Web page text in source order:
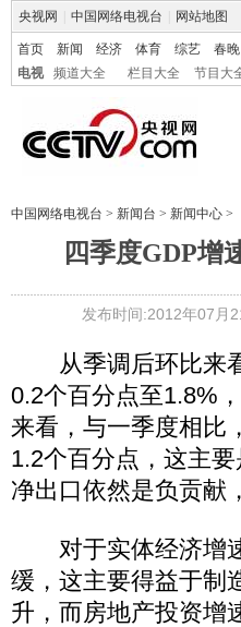
央视网 中国网络电视台 网站地图
首页 新闻 经济 体育 综艺 春晚
电视
频道大全 栏目大全 节目大
中国网络电视台 > 新闻台 > 新闻中心 >
四季度GDP增
发布时间:2012年07月
从季调后环比来看
0.2个百分点至1.8%
来看，与一季度相比
1.2个百分点，这主
净出口依然是负贡献
对于实体经济增速
缓，这主要得益于制
升，而房地产投资增